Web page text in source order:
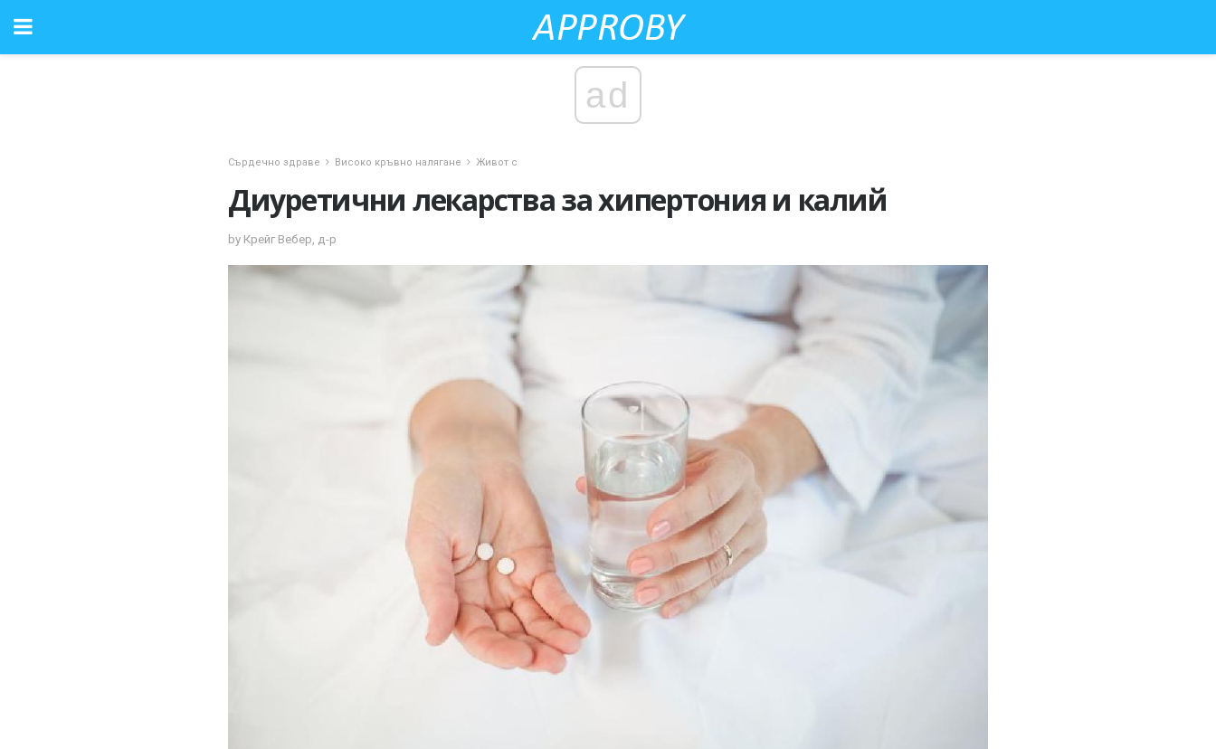
ad
Сърдечно здраве Високо кръвно налягане Живот с
Диуретични лекарства за хипертония и калий
by Крейг Вебер, д-р